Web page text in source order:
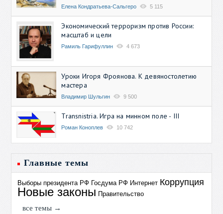
Елена Кондратьева-Сальгеро 5 115
Экономический терроризм против России:
масштаб и цели
Рамиль Гарифуллин 4 673
Уроки Игоря Фроянова. К девяностолетию
мастера
Владимир Шульгин 9 500
Transnistria. Игра на минном поле - III
Роман Коноплев 10 742
Главные темы
Выборы президента РФ Госдума РФ Интернет Коррупция
Новые законы Правительство
все темы →